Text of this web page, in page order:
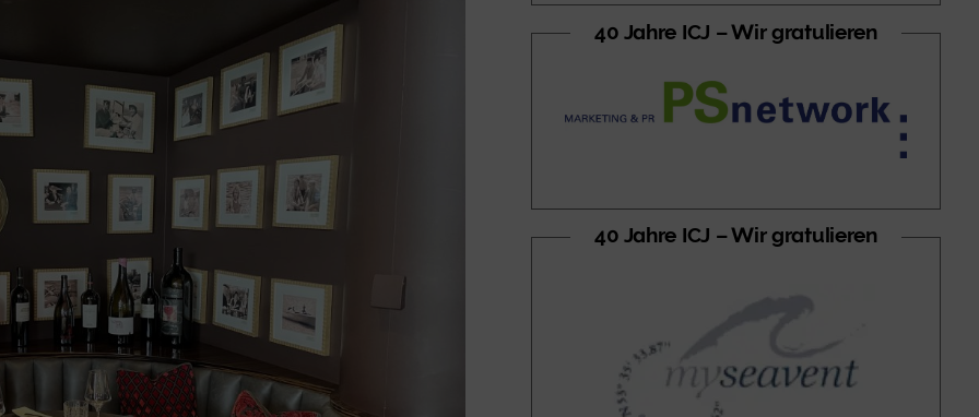
40 Jahre ICJ – Wir gratulieren
40 Jahre ICJ – Wir gratulieren